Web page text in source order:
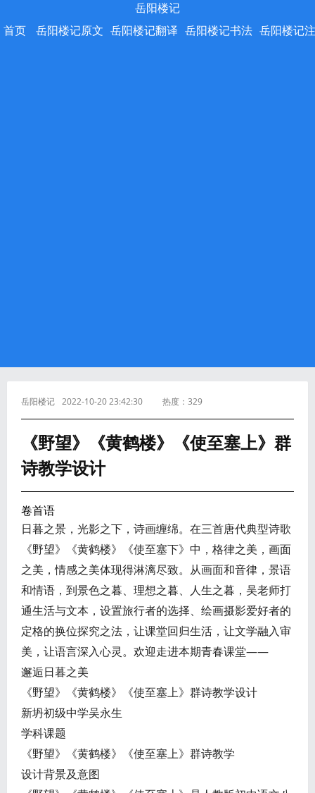
岳阳楼记
首页
岳阳楼记原文 岳阳楼记翻译 岳阳楼记书法 岳阳楼记
岳阳楼记 2022-10-20 23:42:30 热度： 329
《野望》《黄鹤楼》《使至塞上》群
诗教学设计
卷首语
日暮之景，光影之下，诗画缠绵。在三首唐代典型诗歌
《野望》《黄鹤楼》《使至塞下》中，格律之美，画面
之美，情感之美体现得淋漓尽致。从画面和音律，景语
和情语，到景色之暮、理想之暮、人生之暮，吴老师打
通生活与文本，设置旅行者的选择、绘画摄影爱好者的
定格的换位探究之法，让课堂回归生活，让文学融入审
美，让语言深入心灵。欢迎走进本期青春课堂——
邂逅日暮之美
《野望》《黄鹤楼》《使至塞上》群诗教学设计
新坍初级中学吴永生
学科课题
《野望》《黄鹤楼》《使至塞上》群诗教学
设计背景及意图